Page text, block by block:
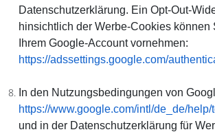
Datenschutzerklärung. Ein Opt-Out-
hinsichtlich der Werbe-Cookies können
Ihrem Google-Account vornehmen:
https://adssettings.google.com/
In den Nutzungsbedingungen von
https://www.google.com/intl/de_de/help/
und in der Datenschutzerklärung für